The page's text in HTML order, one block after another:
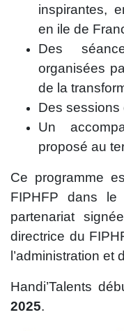
inspirantes,
en ile de
Des
organisées
de la
Des sessions
Un
proposé au
Ce programme
FIPHFP dans le
partenariat
directrice du
l’administration et
Handi’Talents
2025.